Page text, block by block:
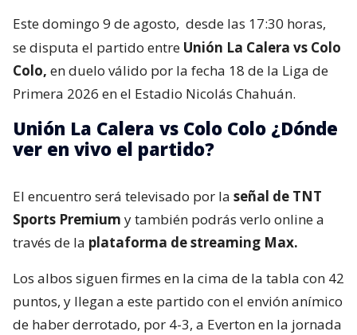
Este domingo 9 de agosto, desde las 17:30 horas,
se disputa el partido entre Unión La Calera vs Colo
Colo, en duelo válido por la fecha 18 de la Liga de
Primera 2026 en el Estadio Nicolás Chahuán.
Unión La Calera vs Colo Colo ¿Dónde
ver en vivo el partido?
El encuentro será televisado por la señal de TNT
Sports Premium y también podrás verlo online a
través de la plataforma de streaming Max.
Los albos siguen firmes en la cima de la tabla con 42
puntos, y llegan a este partido con el envión anímico
de haber derrotado, por 4-3, a Everton en la jornada